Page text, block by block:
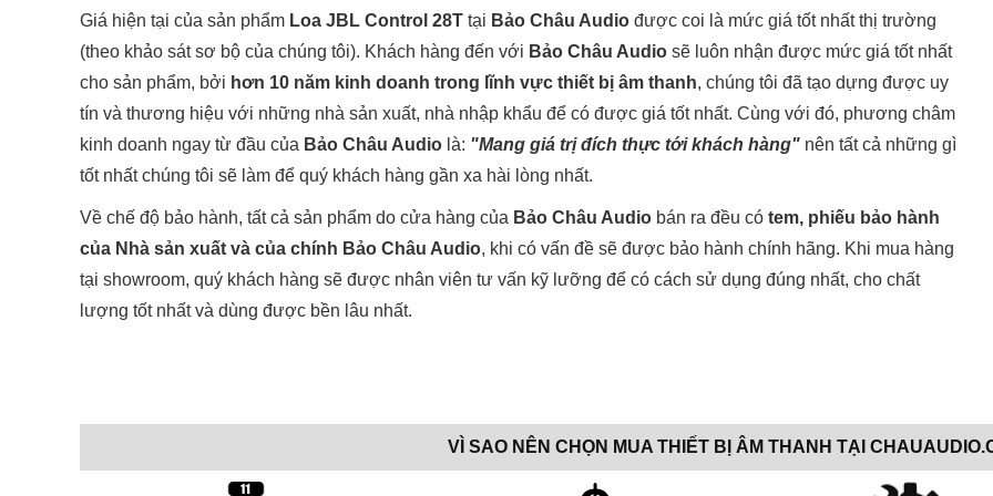
Giá hiện tại của sản phẩm Loa JBL Control 28T tại Bảo Châu Audio được coi là mức giá tốt nhất thị trường
(theo khảo sát sơ bộ của chúng tôi). Khách hàng đến với Bảo Châu Audio sẽ luôn nhận được mức giá tốt nhất
cho sản phẩm, bởi hơn 10 năm kinh doanh trong lĩnh vực thiết bị âm thanh, chúng tôi đã tạo dựng được uy
tín và thương hiệu với những nhà sản xuất, nhà nhập khẩu để có được giá tốt nhất. Cùng với đó, phương châm
kinh doanh ngay từ đầu của Bảo Châu Audio là: "Mang giá trị đích thực tới khách hàng" nên tất cả những gì
tốt nhất chúng tôi sẽ làm để quý khách hàng gần xa hài lòng nhất.
Về chế độ bảo hành, tất cả sản phẩm do cửa hàng của Bảo Châu Audio bán ra đều có tem, phiếu bảo hành
của Nhà sản xuất và của chính Bảo Châu Audio, khi có vấn đề sẽ được bảo hành chính hãng. Khi mua hàng
tại showroom, quý khách hàng sẽ được nhân viên tư vấn kỹ lưỡng để có cách sử dụng đúng nhất, cho chất
lượng tốt nhất và dùng được bền lâu nhất.
VÌ SAO NÊN CHỌN MUA THIẾT BỊ ÂM THANH TẠI